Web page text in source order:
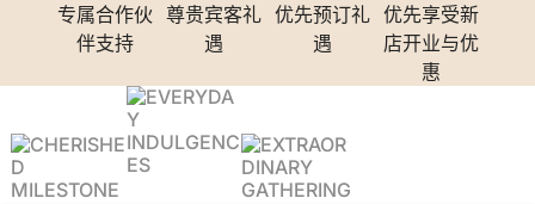
专属合作伙
伴支持
尊贵宾客礼
遇
优先预订礼
遇
优先享受新
店开业与优
惠